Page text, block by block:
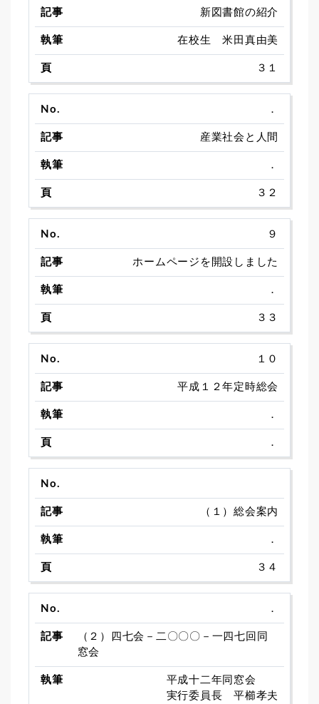
新図書館の紹介
在校生 米田真由美
３１
．
産業社会と人間
．
３２
９
ホームページを開設しました
．
３３
１０
平成１２年定時総会
．
．
（１）総会案内
．
３４
．
（２）四七会－二〇〇〇－一四七回同
窓会
平成十二年同窓会
実行委員長 平櫛孝夫